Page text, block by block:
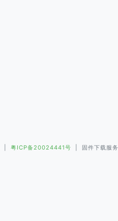
粤ICP备20024441号 | 固件下载服